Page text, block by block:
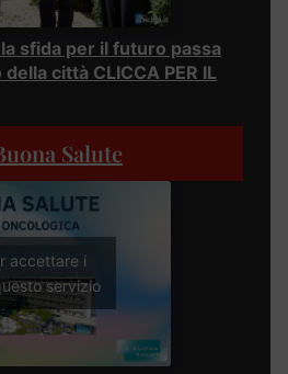
sfida per il futuro passa
città CLICCA PER IL
Salute
accettare i
servizio